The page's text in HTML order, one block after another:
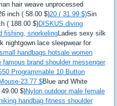
hair weave unprocessed
inch ( 58.00 $)20 ( 31.99 $)Sin
( 188.00 $)DISKUS diving
fishing, snorkelingLadies sexy silk
nightgown lace sleepwear for
handbags hotsale women
brand shoulder messenger
Programmable 10 Button
23.77 $Blue and White
$)Nylon outdoor male female
handbag fitness shoulder